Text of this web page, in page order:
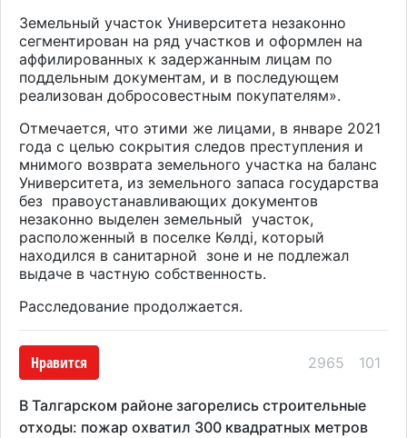
Земельный участок Университета незаконно
сегментирован на ряд участков и оформлен на
аффилированных к задержанным лицам по
поддельным документам, и в последующем
реализован добросовестным покупателям».
Отмечается, что этими же лицами, в январе 2021
года с целью сокрытия следов преступления и
мнимого возврата земельного участка на баланс
Университета, из земельного запаса государства
без правоустанавливающих документов
незаконно выделен земельный участок,
расположенный в поселке Көлді, который
находился в санитарной зоне и не подлежал
выдаче в частную собственность.
Расследование продолжается.
Нравится 2965 101
В Талгарском районе загорелись строительные
отходы: пожар охватил 300 квадратных метров